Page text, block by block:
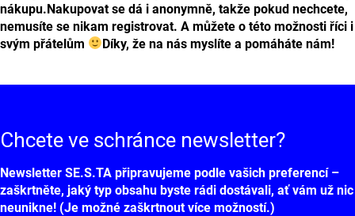
nákupu.Nakupovat se dá i anonymně, takže pokud nechcete,
nemusíte se nikam registrovat. A můžete o této možnosti říci i
svým přátelům
Díky, že na nás myslíte a pomáháte nám!
Chcete ve schránce newsletter?
Newsletter SE.S.TA připravujeme podle vašich preferencí –
zaškrtněte, jaký typ obsahu byste rádi dostávali, ať vám už nic
neunikne! (Je možné zaškrtnout více možností.)